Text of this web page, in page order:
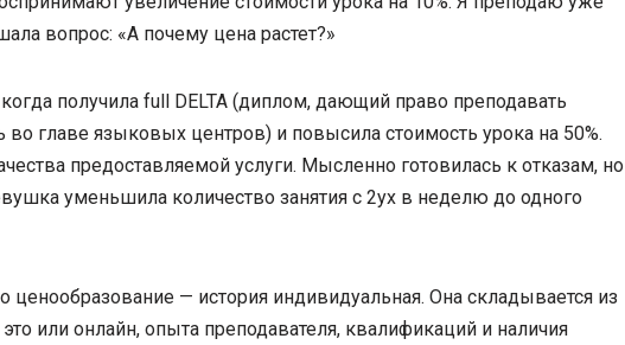
вопрос: «А почему цена растет?»
получила full DELTA (диплом, дающий право преподавать
во главе языковых центров) и повысила стоимость урока на 50%.
предоставляемой услуги. Мысленно готовилась к отказам, но
уменьшила количество занятия с 2ух в неделю до одного
— история индивидуальная. Она складывается из
или онлайн, опыта преподавателя, квалификаций и наличия